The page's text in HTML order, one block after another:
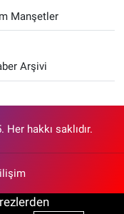
Manşetler
Arşivi
hakkı saklıdır.